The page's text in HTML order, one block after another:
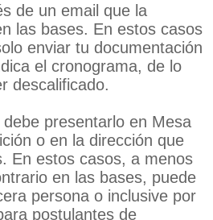
de un email que la
las bases. En estos casos
enviar tu documentación
el cronograma, de lo
descalificado.
debe presentarlo en Mesa
o en la dirección que
En estos casos, a menos
en las bases, puede
persona o inclusive por
postulantes de